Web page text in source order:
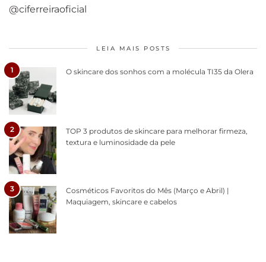
@ciferreiraoficial
LEIA MAIS POSTS
1 O skincare dos sonhos com a molécula TI35 da Olera
2
TOP 3 produtos de skincare para melhorar firmeza,
textura e luminosidade da pele
3
Cosméticos Favoritos do Mês (Março e Abril) |
Maquiagem, skincare e cabelos